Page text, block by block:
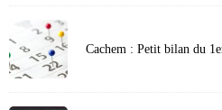
Cachem : Petit bilan du